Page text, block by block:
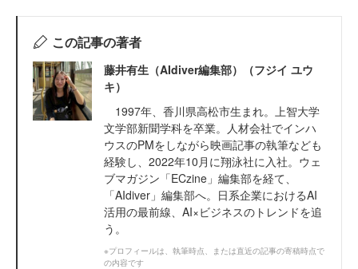
この記事の著者
藤井有生（AIdiver編集部）（フジイ ユウ
キ）
1997年、香川県高松市生まれ。上智大学
文学部新聞学科を卒業。人材会社でインハ
ウスのPMをしながら映画記事の執筆なども
経験し、2022年10月に翔泳社に入社。ウェ
ブマガジン「ECzine」編集部を経て、
「AIdiver」編集部へ。日系企業におけるAI
活用の最前線、AI×ビジネスのトレンドを追
う。
※プロフィールは、執筆時点、または直近の記事の寄稿時点で
の内容です